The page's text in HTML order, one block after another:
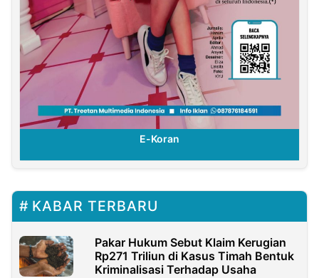
E-Koran
KABAR TERBARU
Pakar Hukum Sebut Klaim Kerugian
Rp271 Triliun di Kasus Timah Bentuk
Kriminalisasi Terhadap Usaha